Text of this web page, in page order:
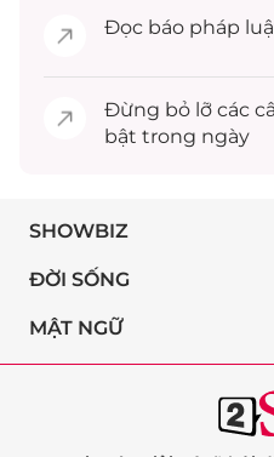
Đọc báo pháp
Đừng bỏ lỡ các
bật trong ngày
SHOWBIZ
ĐỜI SỐNG
MẬT NGỮ